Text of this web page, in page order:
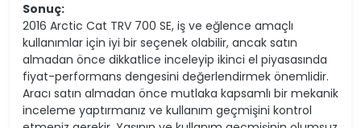
Sonuç:
2016 Arctic Cat TRV 700 SE, iş ve eğlence amaçlı
kullanımlar için iyi bir seçenek olabilir, ancak satın
almadan önce dikkatlice inceleyip ikinci el piyasasında
fiyat-performans dengesini değerlendirmek önemlidir.
Aracı satın almadan önce mutlaka kapsamlı bir mekanik
inceleme yaptırmanız ve kullanım geçmişini kontrol